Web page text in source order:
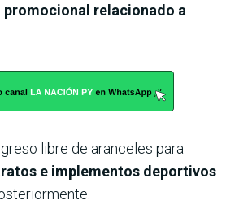
relacionado a
libre de aranceles para
e implementos deportivos